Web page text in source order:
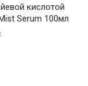
кислотой
Serum 100мл